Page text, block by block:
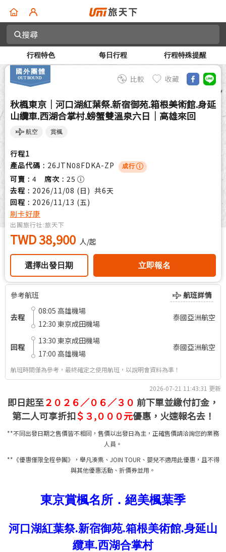
行程特色 每日行程 行程特殊提醒
搜尋
比較 收藏
秋楓東京｜河口湖紅葉祭.新宿御苑.箱根美術館.身延
山纜車.西湖合掌村.螃蟹雙溫泉六日｜高雄來回
航空 賞楓
行程1
產品代碼
26JTN08FDKA-ZP 成行
可賣 4 席次
25
去程
2026/11/08 (日) 共6天
回程
2026/11/13 (五)
刷卡好康
出團旅行社:旅天下
TWD 38,900 人/起
選擇出發日期 立即報名
參考航班
去程
08:05 高雄機場
12:30 東京成田機場
泰國亞洲航空
回程
13:30 東京成田機場
17:00 高雄機場
泰國亞洲航空
航班時間僅為參考，最終確定之使用航班，以說明會資料為準！
航班詳情
2026-07-21 11:43:31 更新
即日起至２０２６／０６／３０ 前下單並繳付訂金，
第二人可享折扣＄３,０００元優惠，火速報名去！
**不同出發日期之售價皆不相同，售價以出發日為主，正確售價請洽詢您的業務
人員。
**《優惠僅限全程參團》，舉凡湊票、JOIN TOUR、嬰兒不適用此優惠，且不得
與其他優惠活動、折價券並用。
東京賞楓名所．絕美楓葉季
河口湖紅葉祭.新宿御苑.箱根美術館.身延山
纜車.西湖合掌村